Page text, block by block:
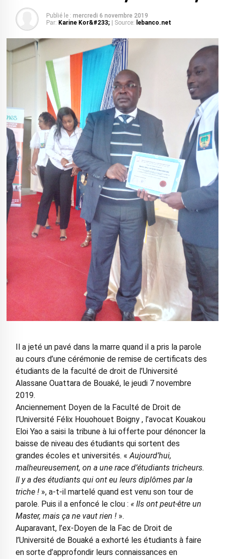
Publié le : mercredi 6 novembre 2019
Par: Karine Kor&#233; | Source: lebanco.net
Il a jeté un pavé dans la marre quand il a pris la parole
au cours d’une cérémonie de remise de certificats des
étudiants de la faculté de droit de l’Université
Alassane Ouattara de Bouaké, le jeudi 7 novembre
2019.
Anciennement Doyen de la Faculté de Droit de
l’Université Félix Houohouet Boigny , l’avocat Kouakou
Eloi Yao a saisi la tribune à lui offerte pour dénoncer la
baisse de niveau des étudiants qui sortent des
grandes écoles et universités. «Aujourd’hui,
malheureusement, on a une race d’étudiants tricheurs.
Il y a des étudiants qui ont eu leurs diplômes par la
triche ! », a-t-il martelé quand est venu son tour de
parole. Puis il a enfoncé le clou : « Ils ont peut-être un
Master, mais ça ne vaut rien ! ».
Auparavant, l’ex-Doyen de la Fac de Droit de
l’Université de Bouaké a exhorté les étudiants à faire
en sorte d’approfondir leurs connaissances en